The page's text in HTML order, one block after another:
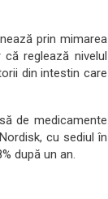
prin mimarea
reglează nivelul
din intestin care
de medicamente
cu sediul în
după un an.